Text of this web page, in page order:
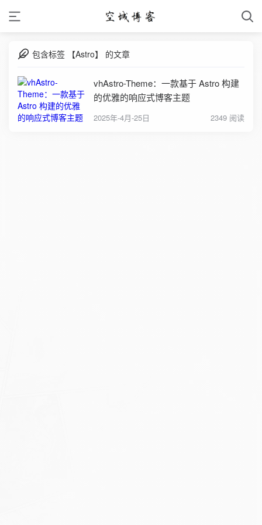
包含标签 【Astro】 的文章
vhAstro-Theme：一款基于 Astro 构建
的优雅的响应式博客主题
2025年-4月-25日 2349 阅读